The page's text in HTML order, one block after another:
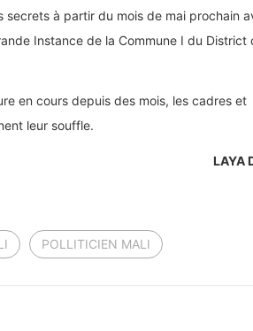
secrets à partir du mois de mai prochain
Instance de la Commune I du District
en cours depuis des mois, les cadres et
leur souffle.
LAYA
POLLITICIEN MALI